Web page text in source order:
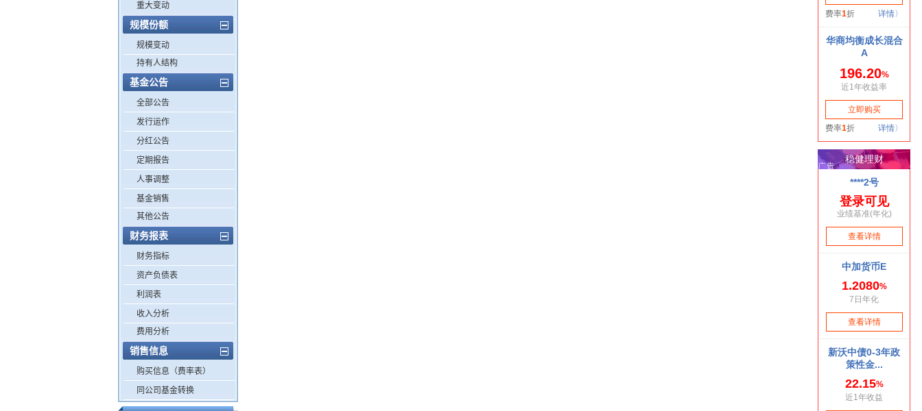
重大变动
规模份额
规模变动
持有人结构
基金公告
全部公告
发行运作
分红公告
定期报告
人事调整
基金销售
其他公告
财务报表
财务指标
资产负债表
利润表
收入分析
费用分析
销售信息
购买信息（费率表）
同公司基金转换